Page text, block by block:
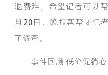
退费难，希望记者可以
月20日，晚报帮帮团记
了调查。
事件回顾 低价促销心